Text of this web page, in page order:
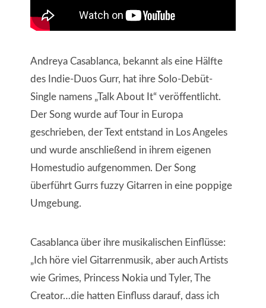
Andreya Casablanca, bekannt als eine Hälfte
des Indie-Duos Gurr, hat ihre Solo-Debüt-
Single namens „Talk About It“ veröffentlicht.
Der Song wurde auf Tour in Europa
geschrieben, der Text entstand in Los Angeles
und wurde anschließend in ihrem eigenen
Homestudio aufgenommen. Der Song
überführt Gurrs fuzzy Gitarren in eine poppige
Umgebung.
Casablanca über ihre musikalischen Einflüsse:
„Ich höre viel Gitarrenmusik, aber auch Artists
wie Grimes, Princess Nokia und Tyler, The
Creator…die hatten Einfluss darauf, dass ich